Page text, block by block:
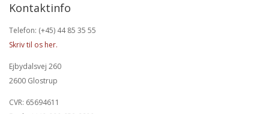
Kontaktinfo
Telefon: (+45) 44 85 35 55
Skriv til os her.
Ejbydalsvej 260
2600 Glostrup
CVR: 65694611